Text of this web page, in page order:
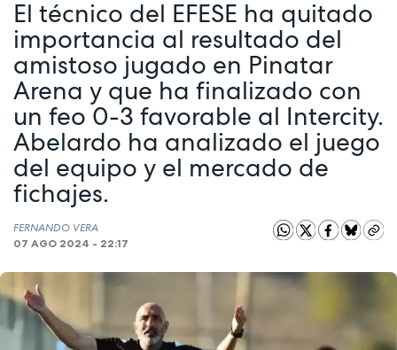
El técnico del EFESE ha quitado
importancia al resultado del
amistoso jugado en Pinatar
Arena y que ha finalizado con
un feo 0-3 favorable al Intercity.
Abelardo ha analizado el juego
del equipo y el mercado de
fichajes.
FERNANDO VERA
07 AGO 2024 - 22:17